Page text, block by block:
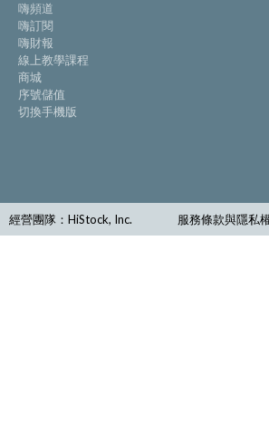
嗨頻道
嗨訂閱
嗨財報
線上教學課程
商城
序號儲值
切換手機版
經營團隊：HiStock, Inc. 服務條款與隱私